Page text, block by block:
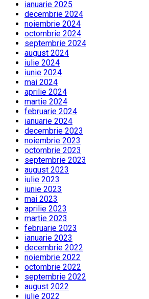
ianuarie 2025
decembrie 2024
noiembrie 2024
octombrie 2024
septembrie 2024
august 2024
iulie 2024
iunie 2024
mai 2024
aprilie 2024
martie 2024
februarie 2024
ianuarie 2024
decembrie 2023
noiembrie 2023
octombrie 2023
septembrie 2023
august 2023
iulie 2023
iunie 2023
mai 2023
aprilie 2023
martie 2023
februarie 2023
ianuarie 2023
decembrie 2022
noiembrie 2022
octombrie 2022
septembrie 2022
august 2022
iulie 2022